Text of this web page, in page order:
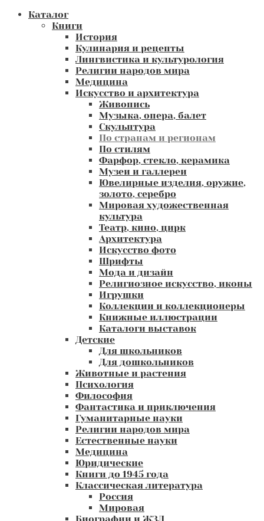
Каталог
Книги
История
Кулинария и рецепты
Лингвистика и культурология
Религии народов мира
Медицина
Искусство и архитектура
Живопись
Музыка, опера, балет
Скульптура
По странам и регионам
По стилям
Фарфор, стекло, керамика
Музеи и галлереи
Ювелирные изделия, оружие,
золото, серебро
Мировая художественная
культура
Театр, кино, цирк
Архитектура
Искусство фото
Шрифты
Мода и дизайн
Религиозное искусство, иконы
Игрушки
Коллекции и коллекционеры
Книжные иллюстрации
Каталоги выставок
Детские
Для школьников
Для дошкольников
Животные и растения
Психология
Философия
Фантастика и приключения
Гуманитарные науки
Религии народов мира
Естественные науки
Медицина
Юридические
Книги до 1945 года
Классическая литература
Россия
Мировая